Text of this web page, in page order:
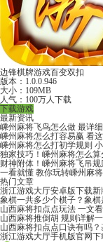
边锋棋牌游戏百变双扣
版本：1.0.0.946
大小：109MB
人气：100万人下载
下载游戏
最新资讯
嵊州麻将飞鸟怎么做 最详
嵊州麻将怎么打容易赢 看这
嵊州麻将怎么打初学规则
独家技巧！嵊州麻将怎么算
财神附体！嵊州麻将飞吊规
一看就懂 教你玩转嵊州麻
热门文章
浙江游戏大厅安卓版下载
象棋一共多少个棋子？象棋
山西麻将扣点点玩法 一文
山西麻将推倒胡 规则详解一
山西麻将扣点点口诀有吗
浙江游戏大厅手机版官网